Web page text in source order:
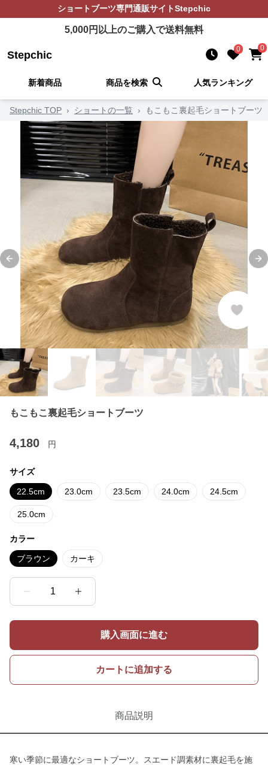
ショートブーツ専門通販サイトStepchic
5,000円以上のご購入で送料無料
Stepchic 0 0
新着商品 商品を検索 人気ランキング
Stepchic TOP › ショートの一覧 › もこもこ裏起毛ショートブーツ
Previous slide
もこもこ裏起毛ショートブーツ
4,180 円
サイズ
22.5cm 23.0cm 23.5cm 24.0cm 24.5cm
25.0cm
カラー
ブラウン カーキ
1
購入画面に進む
カートに追加する
商品説明
寒い季節に最適なショートブーツ。スエード調素材に裏起毛を施